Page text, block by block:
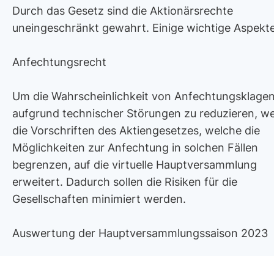
Durch das Gesetz sind die Aktionärsrechte
uneingeschränkt gewahrt. Einige wichtige
Anfechtungsrecht
Um die Wahrscheinlichkeit von
aufgrund technischer Störungen zu reduzieren,
die Vorschriften des Aktiengesetzes, welche die
Möglichkeiten zur Anfechtung in solchen Fällen
begrenzen, auf die virtuelle Hauptversammlung
erweitert. Dadurch sollen die Risiken für die
Gesellschaften minimiert werden.
Auswertung der Hauptversammlungssaison 2023